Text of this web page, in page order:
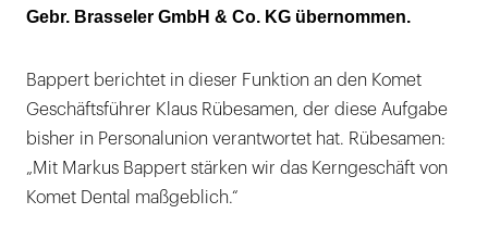
Gebr. Brasseler GmbH & Co. KG übernommen.
Bappert berichtet in dieser Funktion an den Komet
Geschäftsführer Klaus Rübesamen, der diese Aufgabe
bisher in Personalunion verantwortet hat. Rübesamen:
„Mit Markus Bappert stärken wir das Kerngeschäft von
Komet Dental maßgeblich.“